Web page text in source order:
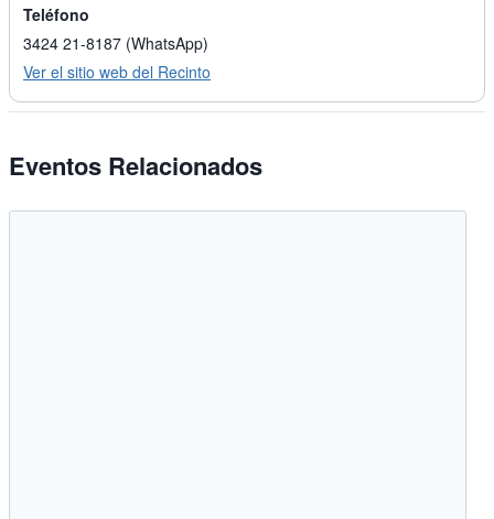
Teléfono
3424 21-8187 (WhatsApp)
Ver el sitio web del Recinto
Eventos Relacionados